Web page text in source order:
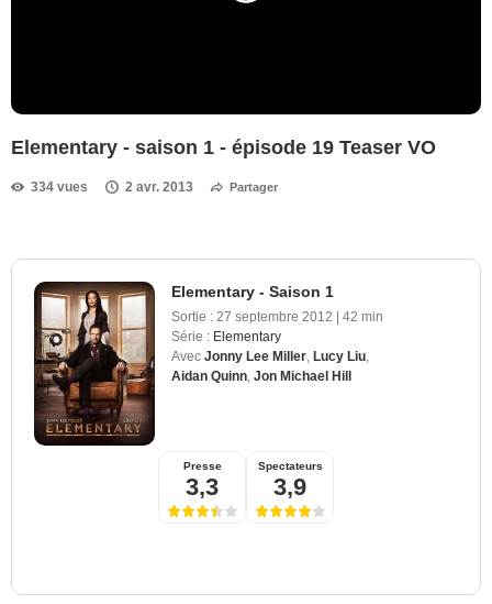
Elementary - saison 1 - épisode 19 Teaser VO
334 vues 2 avr. 2013 Partager
Elementary - Saison 1
Sortie : 27 septembre 2012 | 42 min
Série : Elementary
Avec Jonny Lee Miller Lucy Liu
Aidan Quinn Jon Michael Hill
Presse
3,3
Spectateurs
3,9